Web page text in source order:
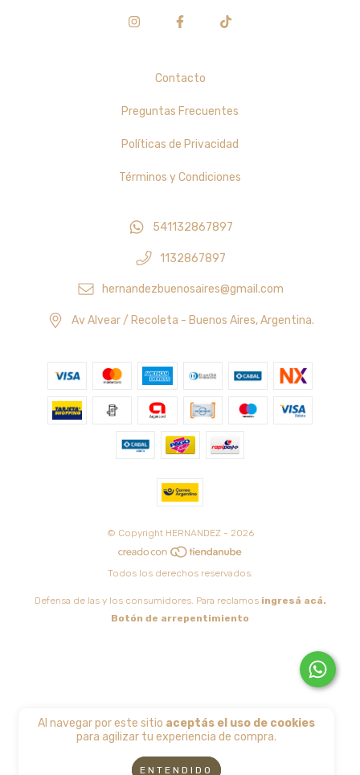
Al navegar por este sitio aceptás el uso de cookies
para agilizar tu experiencia de compra.
ENTENDIDO
Contacto
Preguntas Frecuentes
Políticas de Privacidad
Términos y Condiciones
541132867897
1132867897
hernandezbuenosaires@gmail.com
Av Alvear / Recoleta - Buenos Aires, Argentina.
© Copyright HERNANDEZ - 2026
Todos los derechos reservados.
Defensa de las y los consumidores. Para reclamos ingresá acá.
Botón de arrepentimiento